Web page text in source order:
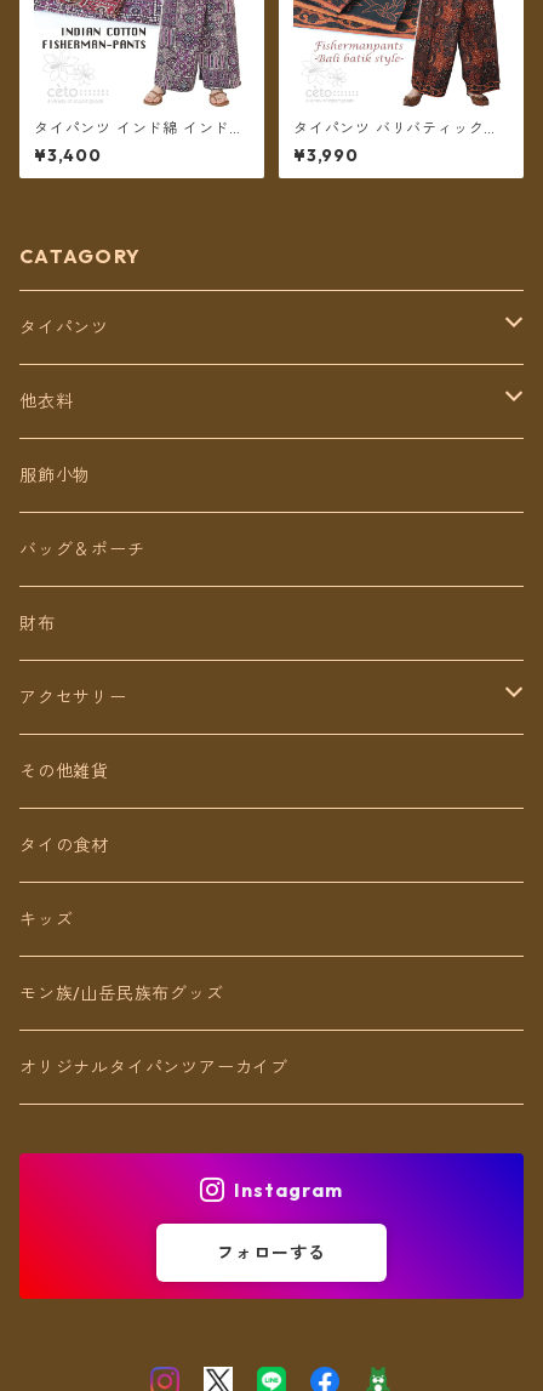
タイパンツ インド綿 インド更
紗 no.5 アジアンパッチワーク
風プリント 4カラー ロング丈
【メール便送料無料】
¥3,400
タイパンツ バリバティック柄
ブラウン 5タイプ リゾパン ロ
ング丈【メール便送料無料】
¥3,990
CATAGORY
タイパンツ
定番無地タイパンツ
チェトオリジナル
ロング丈
ミディアム丈
ショート丈
Baby&Kids
他衣料
トップス
ワンピース
パンツ
スカート
キッズ
服飾小物
バッグ＆ポーチ
財布
アクセサリー
ピアス（イヤリング）
ネックレス
リング
ブレスレット
アンクレット
その他雑貨
タイの食材
キッズ
モン族/山岳民族布グッズ
オリジナルタイパンツアーカイブ
Instagram
フォローする